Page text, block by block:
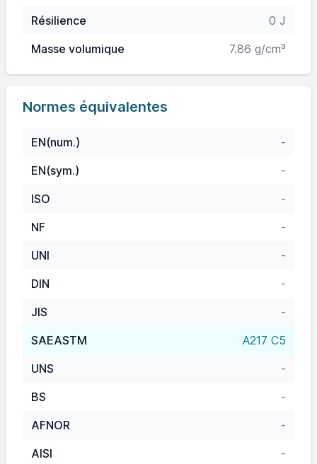
Résilience
0 J
Masse volumique
7.86 g/cm³
Normes équivalentes
EN(num.)
-
EN(sym.)
-
ISO
-
NF
-
UNI
-
DIN
-
JIS
-
SAEASTM
A217 C5
UNS
-
BS
-
AFNOR
-
AISI
-